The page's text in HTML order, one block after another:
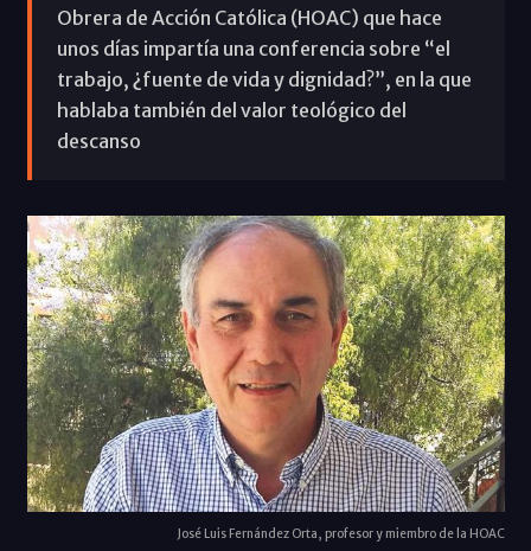
Obrera de Acción Católica (HOAC) que hace
unos días impartía una conferencia sobre “el
trabajo, ¿fuente de vida y dignidad?”, en la que
hablaba también del valor teológico del
descanso
José Luis Fernández Orta, profesor y miembro de la HOAC